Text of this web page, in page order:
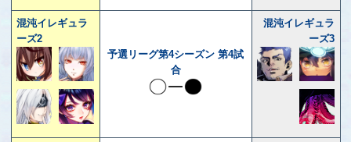
混沌イレギュラ
ーズ2
予選リーグ第4シーズン 第4試
合
混沌イレギュラ
ーズ3